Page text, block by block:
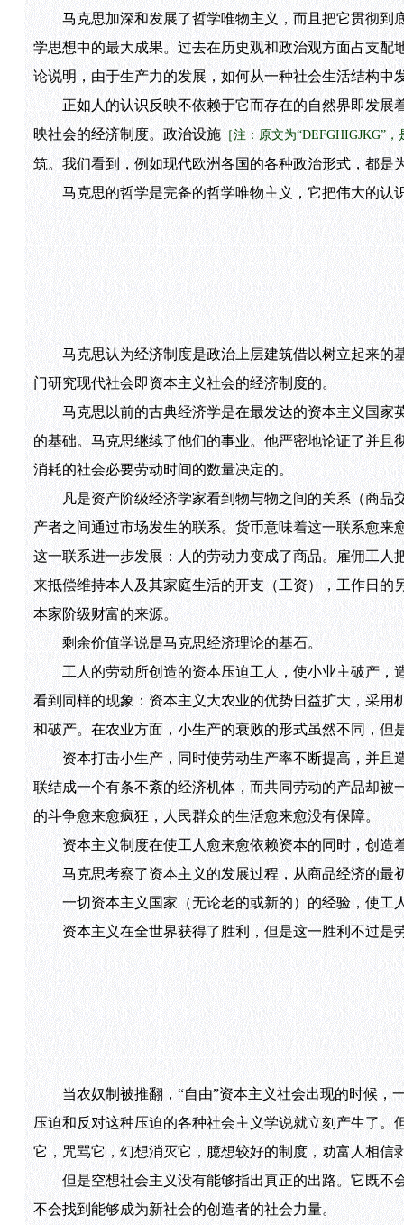
马克思加深和发展了哲学唯物主义，而且把它贯彻到
学思想中的最大成果。过去在历史观和政治观方面占支
论说明，由于生产力的发展，如何从一种社会生活结构
正如人的认识反映不依赖于它而存在的自然界即发展
映社会的经济制度。政治设施［注：原文为“DEFGHIGJKG”
筑。我们看到，例如现代欧洲各国的各种政治形式，都是
马克思的哲学是完备的哲学唯物主义，它把伟大的认
马克思认为经济制度是政治上层建筑借以树立起来的
门研究现代社会即资本主义社会的经济制度的。
马克思以前的古典经济学是在最发达的资本主义国家英
的基础。马克思继续了他们的事业。他严密地论证了并
消耗的社会必要劳动时间的数量决定的。
凡是资产阶级经济学家看到物与物之间的关系（商品
产者之间通过市场发生的联系。货币意味着这一联系愈
这一联系进一步发展：人的劳动力变成了商品。雇佣工
来抵偿维持本人及其家庭生活的开支（工资），工作日
本家阶级财富的来源。
剩余价值学说是马克思经济理论的基石。
工人的劳动所创造的资本压迫工人，使小业主破产，
看到同样的现象：资本主义大农业的优势日益扩大，采
和破产。在农业方面，小生产的衰败的形式虽然不同，但
资本打击小生产，同时使劳动生产率不断提高，并且
联结成一个有条不紊的经济机体，而共同劳动的产品却
的斗争愈来愈疯狂，人民群众的生活愈来愈没有保障。
资本主义制度在使工人愈来愈依赖资本的同时，创造
马克思考察了资本主义的发展过程，从商品经济的最
一切资本主义国家（无论老的或新的）的经验，使工
资本主义在全世界获得了胜利，但是这一胜利不过是
当农奴制被推翻，“自由”资本主义社会出现的时候，
压迫和反对这种压迫的各种社会主义学说就立刻产生了
它，咒骂它，幻想消灭它，臆想较好的制度，劝富人相信
但是空想社会主义没有能够指出真正的出路。它既不
不会找到能够成为新社会的创造者的社会力量。